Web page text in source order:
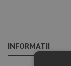
INFORMATII